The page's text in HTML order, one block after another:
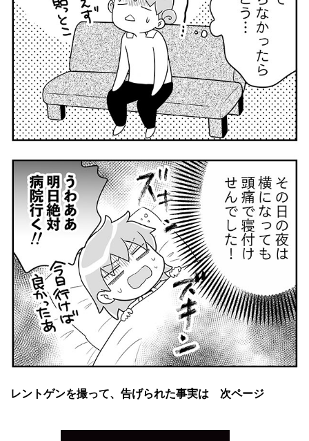
レントゲンを撮って、告げられた事実は 次ページ